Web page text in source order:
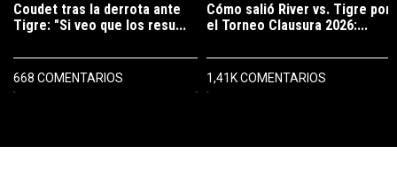
Coudet tras la derrota ante
Tigre: "Si veo que los resu...
668 COMENTARIOS
Cómo salió River vs. Tigre por
el Torneo Clausura 2026:...
1,41K COMENTARIOS